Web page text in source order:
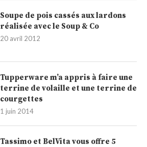
Soupe de pois cassés aux lardons
réalisée avec le Soup & Co
20 avril 2012
Tupperware m’a appris à faire une
terrine de volaille et une terrine de
courgettes
1 juin 2014
Tassimo et BelVita vous offre 5